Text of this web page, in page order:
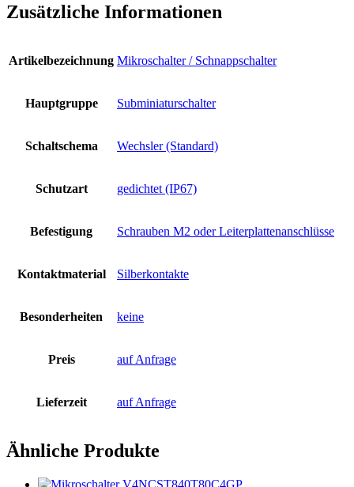
Zusätzliche Informationen
Artikelbezeichnung Mikroschalter / Schnappschalter
Hauptgruppe Subminiaturschalter
Schaltschema Wechsler (Standard)
Schutzart gedichtet (IP67)
Befestigung Schrauben M2 oder Leiterplattenanschlüsse
Kontaktmaterial Silberkontakte
Besonderheiten keine
Preis auf Anfrage
Lieferzeit auf Anfrage
Ähnliche Produkte